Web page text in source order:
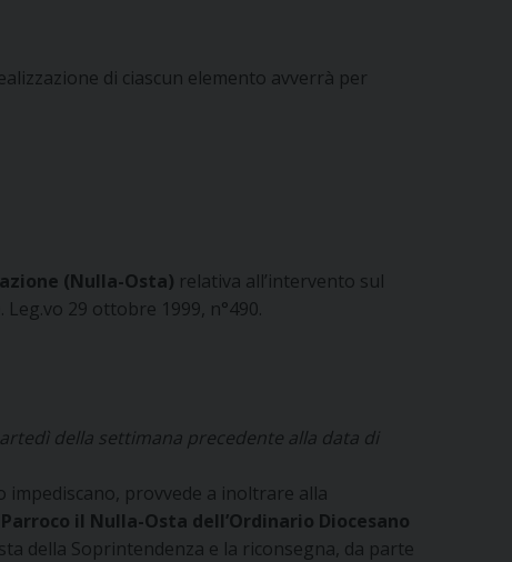
di ciascun elemento avverrà per
(Nulla-Osta) relativa all’intervento sul
29 ottobre 1999, n°490.
della settimana precedente alla data di
impediscano, provvede a inoltrare alla
il Nulla-Osta dell’Ordinario Diocesano
della Soprintendenza e la riconsegna, da parte